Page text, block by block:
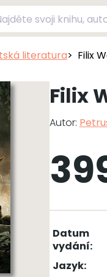
literatura Filix
Filix
Autor:
Datum
vydání:
Jazyk: